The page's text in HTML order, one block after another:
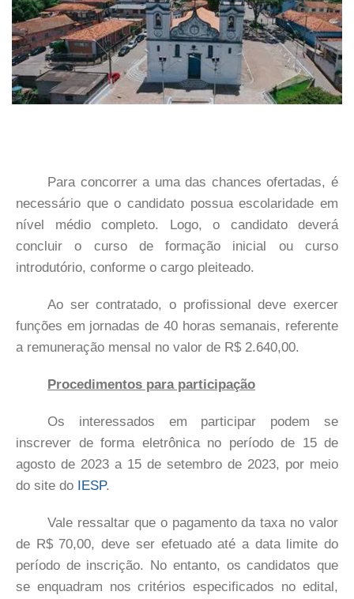
Para concorrer a uma das chances ofertadas, é
necessário que o candidato possua escolaridade em
nível médio completo. Logo, o candidato deverá
concluir o curso de formação inicial ou curso
introdutório, conforme o cargo pleiteado.
Ao ser contratado, o profissional deve exercer
funções em jornadas de 40 horas semanais, referente
a remuneração mensal no valor de R$ 2.640,00.
Procedimentos para participação
Os interessados em participar podem se
inscrever de forma eletrônica no período de 15 de
agosto de 2023 a 15 de setembro de 2023, por meio
do site do IESP.
Vale ressaltar que o pagamento da taxa no valor
de R$ 70,00, deve ser efetuado até a data limite do
período de inscrição. No entanto, os candidatos que
se enquadram nos critérios especificados no edital,